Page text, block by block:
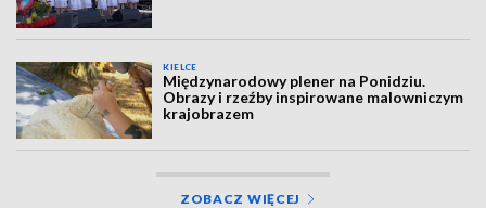
KIELCE
Międzynarodowy plener na Ponidziu.
Obrazy i rzeźby inspirowane malowniczym
krajobrazem
ZOBACZ WIĘCEJ